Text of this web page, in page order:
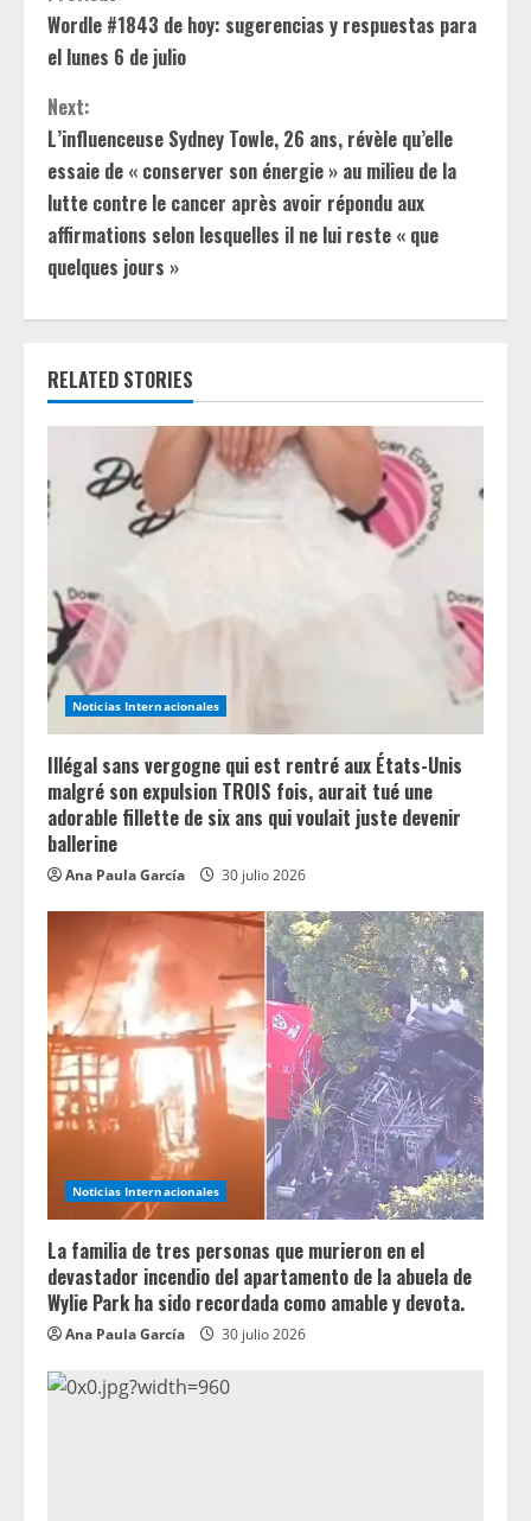
o
n
t
i
n
R
a
i
n
g
Wordle #1843 de hoy: sugerencias y respuestas para
el lunes 6 de julio
Next:
L’influenceuse Sydney Towle, 26 ans, révèle qu’elle
essaie de « conserver son énergie » au milieu de la
lutte contre le cancer après avoir répondu aux
affirmations selon lesquelles il ne lui reste « que
quelques jours »
RELATED STORIES
Noticias Internacionales
Illégal sans vergogne qui est rentré aux États-Unis
malgré son expulsion TROIS fois, aurait tué une
adorable fillette de six ans qui voulait juste devenir
ballerine
Ana Paula García 30 julio 2026
Noticias Internacionales
La familia de tres personas que murieron en el
devastador incendio del apartamento de la abuela de
Wylie Park ha sido recordada como amable y devota.
Ana Paula García 30 julio 2026